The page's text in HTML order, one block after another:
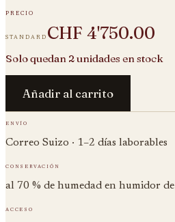
precio
standard CHF 4'750.00
Solo quedan 2 unidades en stock
Añadir al carrito
envío
Correo Suizo · 1–2 días laborables
conservación
al 70 % de humedad en humidor
acceso